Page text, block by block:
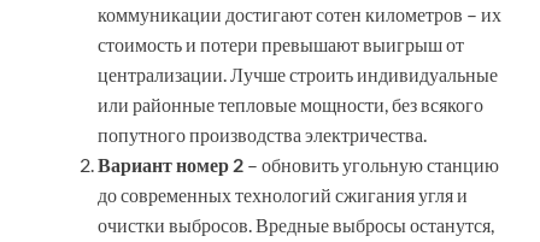
коммуникации достигают сотен километров – их
стоимость и потери превышают выигрыш от
централизации. Лучше строить индивидуальные
или районные тепловые мощности, без всякого
попутного производства электричества.
Вариант номер 2 – обновить угольную станцию
до современных технологий сжигания угля и
очистки выбросов. Вредные выбросы останутся,